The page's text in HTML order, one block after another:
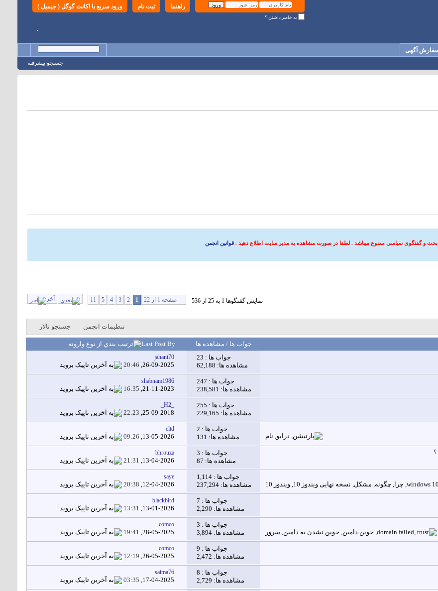
ورود سریع با اکانت گوگل ( جیمیل ) ثبت نام راهنما
به خاطر داشتن ؟
آگهی
جستجو پيشرفته
بحث و گفتگوی سیاسی ممنوع میباشد . لطفا در صورت مشاهده به مدیر سایت اطلاع دهید . قوانین انجمن
صفحه 1 از 22 1
2
3
4
5
11
... آخر نمايش گفتگوها 1 به 25 از 536
تنظيمات انجمن جستجو تالار
جواب ها / مشاهده ها Last Post By
جواب ها : 23
مشاهده ها: 62,188
jahani70
26-09-2025,
20:46
جواب ها : 247
مشاهده ها: 238,581
shabnam1986
21-11-2023,
16:35
جواب ها : 255
مشاهده ها: 229,165
25-09-2018,
22:23
جواب ها : 2
مشاهده ها: 131
eltd
13-05-2026,
09:26
؟ جواب ها : 3
مشاهده ها: 87
bhrouza
13-04-2026,
21:31
جواب ها :1,114
مشاهده ها: 237,294
saye
12-04-2026,
20:38
جواب ها : 7
مشاهده ها: 2,290
blackbird
13-01-2026,
13:31
جواب ها : 3
مشاهده ها: 3,894
comco
28-05-2025,
19:41
جواب ها : 9
مشاهده ها: 2,472
comco
26-05-2025,
12:19
جواب ها : 8
مشاهده ها: 2,729
saima76
17-04-2025,
03:35